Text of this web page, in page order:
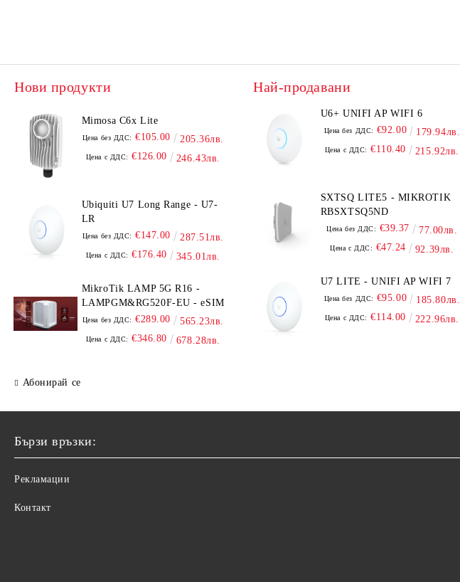
Нови продукти
Mimosa C6x Lite
Цена без ДДС: €105.00 205.36лв.
Цена с ДДС: €126.00 246.43лв.
Ubiquiti U7 Long Range - U7-
LR
Цена без ДДС: €147.00 287.51лв.
Цена с ДДС: €176.40 345.01лв.
MikroTik LAMP 5G R16 -
LAMPGM&RG520F-EU - eSIM
Цена без ДДС: €289.00 565.23лв.
Цена с ДДС: €346.80 678.28лв.
Абонирай се
Най-продавани
U6+ UNIFI AP WIFI 6
Цена без ДДС: €92.00 179.94лв.
Цена с ДДС: €110.40 215.92лв.
SXTSQ LITE5 - MIKROTIK
RBSXTSQ5ND
Цена без ДДС: €39.37 77.00лв.
Цена с ДДС: €47.24 92.39лв.
U7 LITE - UNIFI AP WIFI 7
Цена без ДДС: €95.00 185.80лв.
Цена с ДДС: €114.00 222.96лв.
Бързи връзки:
Рекламации
Контакт